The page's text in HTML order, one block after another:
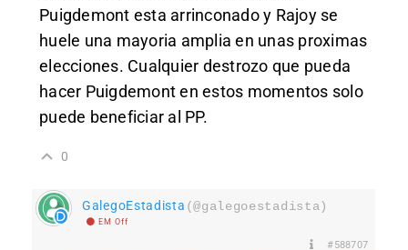
Puigdemont esta arrinconado y Rajoy se
huele una mayoria amplia en unas proximas
elecciones. Cualquier destrozo que pueda
hacer Puigdemont en estos momentos solo
puede beneficiar al PP.
0
GalegoEstadista (@galegoestadista)
EM Off
#588707